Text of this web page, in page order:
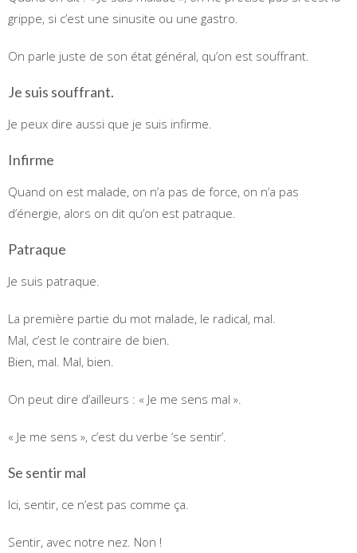
grippe, si c’est une sinusite ou une gastro.
On parle juste de son état général, qu’on est souffrant.
Je suis souffrant.
Je peux dire aussi que je suis infirme.
Infirme
Quand on est malade, on n’a pas de force, on n’a pas
d’énergie, alors on dit qu’on est patraque.
Patraque
Je suis patraque.
La première partie du mot malade, le radical, mal.
Mal, c’est le contraire de bien.
Bien, mal. Mal, bien.
On peut dire d’ailleurs : « Je me sens mal ».
« Je me sens », c’est du verbe ‘se sentir’.
Se sentir mal
Ici, sentir, ce n’est pas comme ça.
Sentir, avec notre nez. Non !